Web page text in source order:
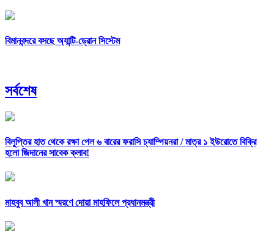
বিমানবন্দরে বসছে অ্যান্টি-ড্রোন সিস্টেম
সর্বশেষ
বিলুপ্তির হাত থেকে রক্ষা পেল ৬ বারের ফরাসি চ্যাম্পিয়নরা /মাত্র ১ ইউরোতে বিক্রি
হলো জিদানের সাবেক ক্লাব!
মাহবুব আলী খান স্মরণে দোয়া মাহফিলে প্রধানমন্ত্রী